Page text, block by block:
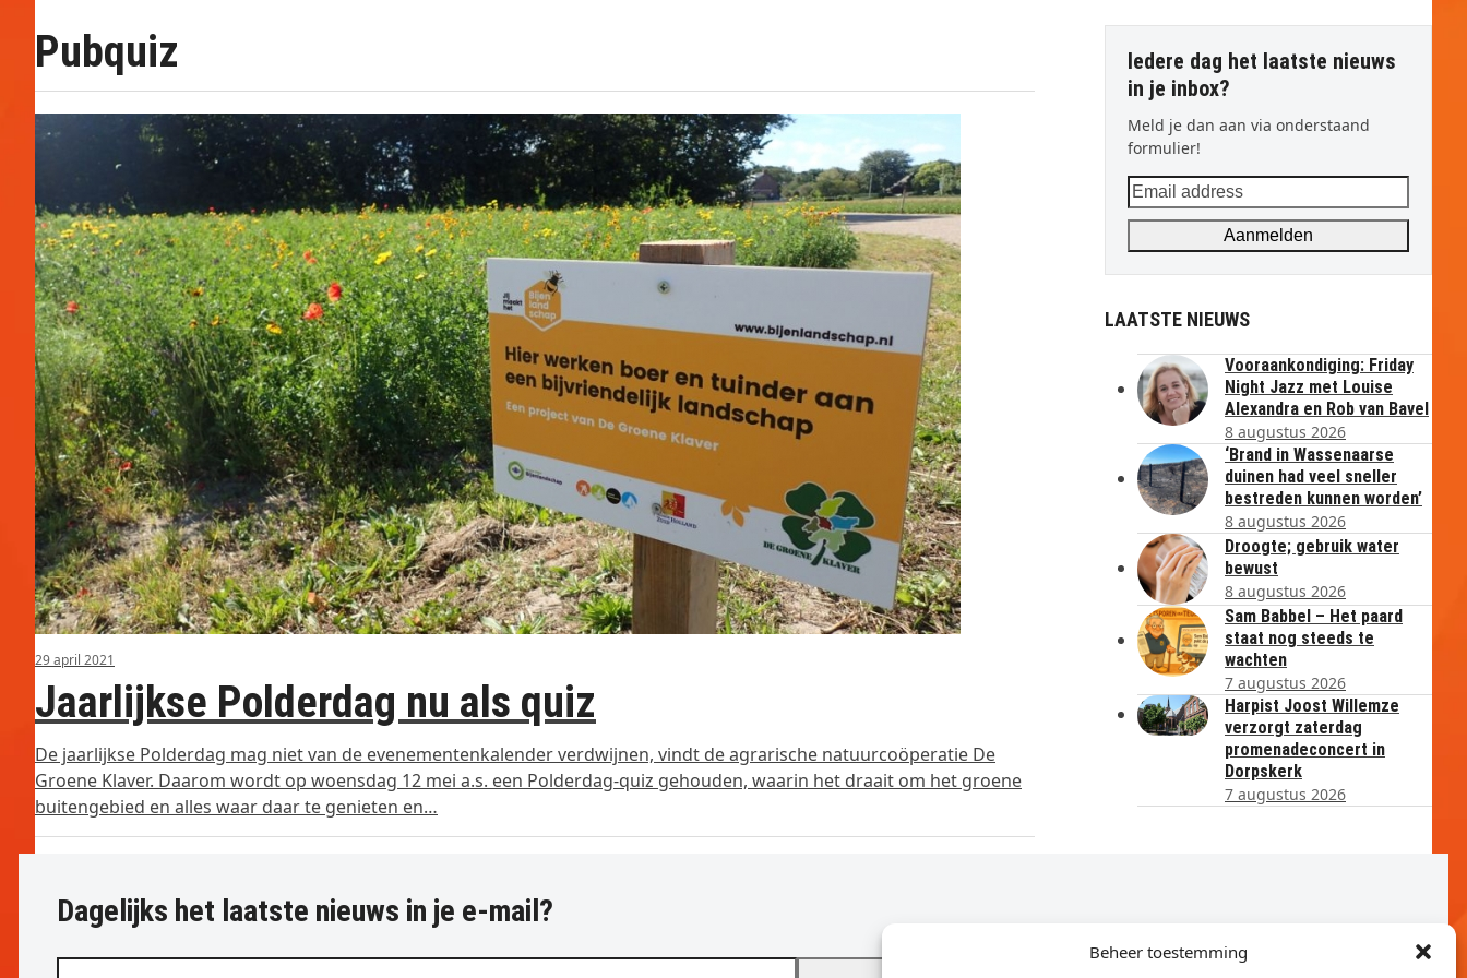
Beheer toestemming
Pubquiz
29 april 2021
Jaarlijkse Polderdag nu als quiz
De jaarlijkse Polderdag mag niet van de evenementenkalender verdwijnen, vindt de agrarische natuurcoöperatie De
Groene Klaver. Daarom wordt op woensdag 12 mei a.s. een Polderdag-quiz gehouden, waarin het draait om het groene
buitengebied en alles waar daar te genieten en…
Iedere dag het laatste nieuws
in je inbox?
Meld je dan aan via onderstaand
formulier!
Email
address
Aanmelden
LAATSTE NIEUWS
Vooraankondiging: Friday
Night Jazz met Louise
Alexandra en Rob van Bavel
8 augustus 2026
‘Brand in Wassenaarse
duinen had veel sneller
bestreden kunnen worden’
8 augustus 2026
Droogte; gebruik water
bewust
8 augustus 2026
Sam Babbel – Het paard
staat nog steeds te
wachten
7 augustus 2026
Harpist Joost Willemze
verzorgt zaterdag
promenadeconcert in
Dorpskerk
7 augustus 2026
Dagelijks het laatste nieuws in je e-mail?